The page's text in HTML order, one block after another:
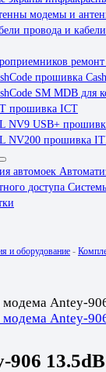
модемы и
провода и кабели
прошивка
SM MDB для
прошивка ICT
NV9 USB+
NV200 прошивка
автомоек
доступа
и оборудование -
906